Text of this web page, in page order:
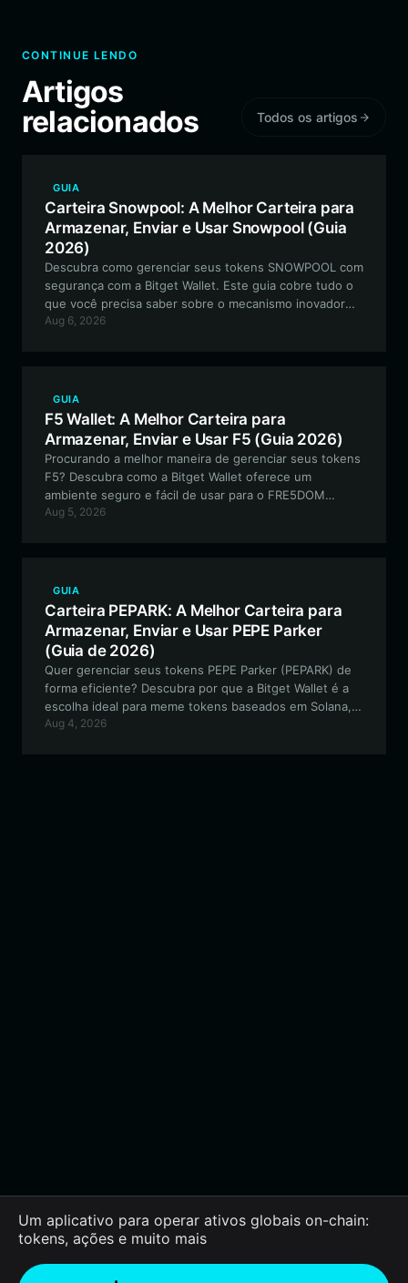
CONTINUE LENDO
Artigos
relacionados
Todos os artigos
GUIA
Carteira Snowpool: A Melhor Carteira para
Armazenar, Enviar e Usar Snowpool (Guia
2026)
Descubra como gerenciar seus tokens SNOWPOOL com
segurança com a Bitget Wallet. Este guia cobre tudo o
que você precisa saber sobre o mecanismo inovador
pools.trade e como otimizar sua experiência DeFi.
Aug 6, 2026
GUIA
F5 Wallet: A Melhor Carteira para
Armazenar, Enviar e Usar F5 (Guia 2026)
Procurando a melhor maneira de gerenciar seus tokens
F5? Descubra como a Bitget Wallet oferece um
ambiente seguro e fácil de usar para o FRE5DOM
PROTOCOL, permitindo transações compatíveis com
Aug 5, 2026
GUIA
Carteira PEPARK: A Melhor Carteira para
Armazenar, Enviar e Usar PEPE Parker
(Guia de 2026)
Quer gerenciar seus tokens PEPE Parker (PEPARK) de
forma eficiente? Descubra por que a Bitget Wallet é a
escolha ideal para meme tokens baseados em Solana,
oferecendo acesso contínuo ao ecossistema PEPE
Aug 4, 2026
Um aplicativo para operar ativos globais on-chain:
tokens, ações e muito mais